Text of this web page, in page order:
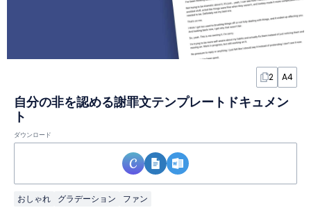
2 A4
自分の非を認める謝罪文テンプレートドキュメン
ト
ダウンロード
おしゃれ グラデーション ファン